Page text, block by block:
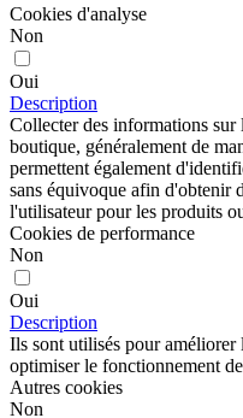
Cookies d'analyse
Non
Oui
Description
Collecter des informations
boutique, généralement de
permettent également
sans équivoque afin d'obtenir
l'utilisateur pour les produits
Cookies de performance
Non
Oui
Description
Ils sont utilisés pour
optimiser le fonctionnement
Autres cookies
Non